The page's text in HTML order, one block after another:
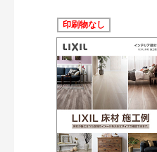
キーワード検索（あいまい）
おすすめハッシュタグ
まずはここから（7）
リフォームおすすめ（10）
補助金・優遇制度を知る（2）
印刷物なし